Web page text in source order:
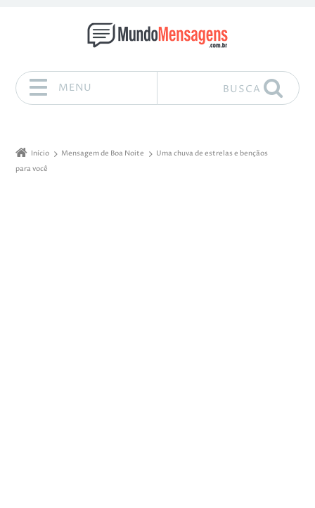
MENU BUSCA
Início Mensagem de Boa Noite
Uma chuva de estrelas e bençãos
para você